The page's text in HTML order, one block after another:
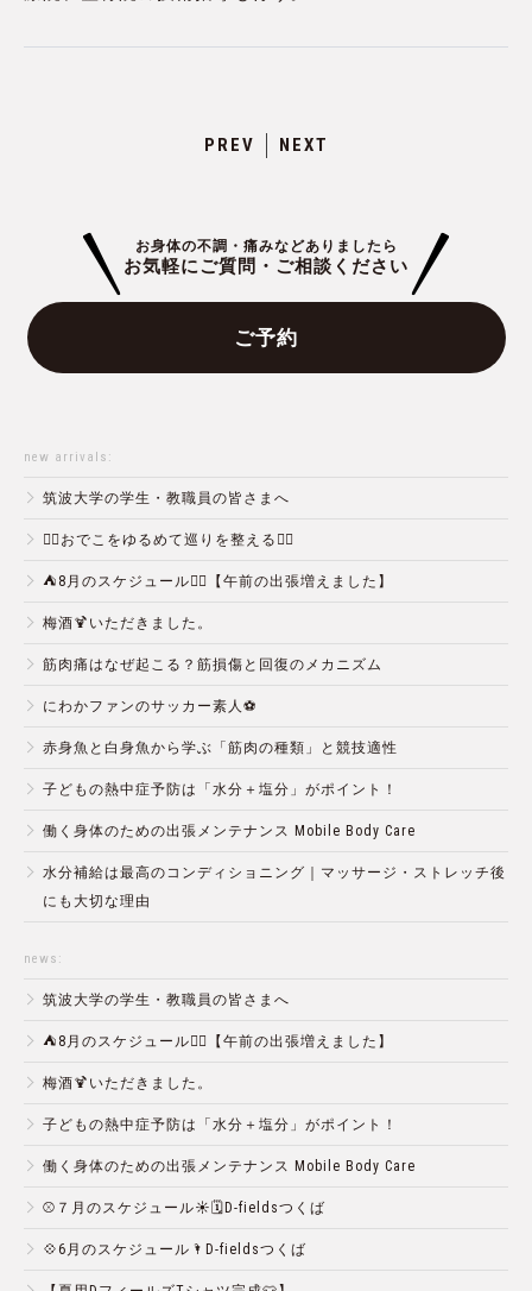
PREV NEXT
お身体の不調・痛みなどありましたら
お気軽にご質問・ご相談ください
ご予約
new arrivals:
筑波大学の学生・教職員の皆さまへ
💆‍♀️おでこをゆるめて巡りを整える💆‍♂️
⛺️8月のスケジュール🏄‍♂️【午前の出張増えました】
梅酒🍹いただきました。
筋肉痛はなぜ起こる？筋損傷と回復のメカニズム
にわかファンのサッカー素人⚽️
赤身魚と白身魚から学ぶ「筋肉の種類」と競技適性
子どもの熱中症予防は「水分＋塩分」がポイント！
働く身体のための出張メンテナンス Mobile Body Care
水分補給は最高のコンディショニング｜マッサージ・ストレッチ後
にも大切な理由
news:
筑波大学の学生・教職員の皆さまへ
⛺️8月のスケジュール🏄‍♂️【午前の出張増えました】
梅酒🍹いただきました。
子どもの熱中症予防は「水分＋塩分」がポイント！
働く身体のための出張メンテナンス Mobile Body Care
⚾️７月のスケジュール☀️🗓D-fieldsつくば
💠6月のスケジュール🌂D-fieldsつくば